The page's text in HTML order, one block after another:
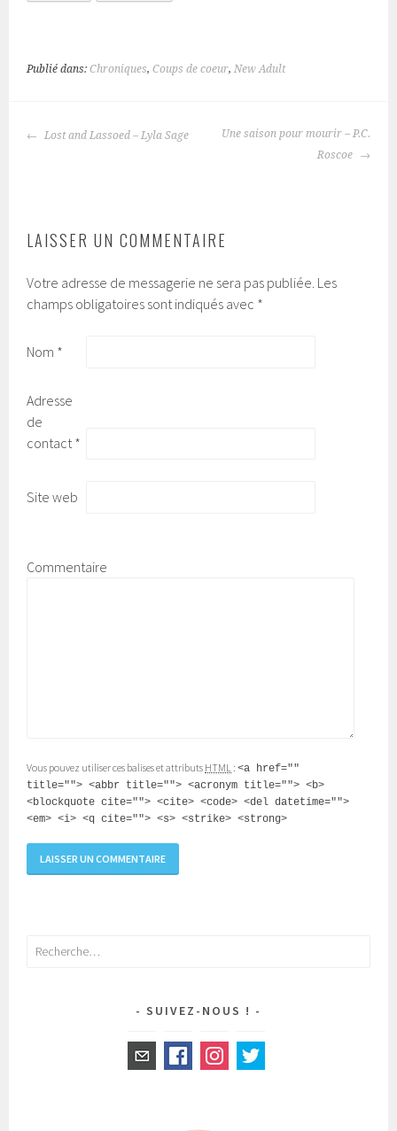
Publié dans:Chroniques,Coups de coeur,New Adult
Lost and Lassoed – Lyla Sage
Une saison pour mourir – P.C.
Roscoe
LAISSER UN COMMENTAIRE
Votre adresse de messagerie ne sera pas publiée. Les
champs obligatoires sont indiqués avec *
Nom *
Adresse
de
contact*
Site web
Commentaire
Vous pouvez utiliser ces balises et attributs HTML :<a href=""
title=""> <abbr title=""> <acronym title=""> <b>
<blockquote cite=""> <cite> <code> <del datetime="">
<em> <i> <q cite=""> <s> <strike> <strong>
Rechercher :
SUIVEZ-NOUS !